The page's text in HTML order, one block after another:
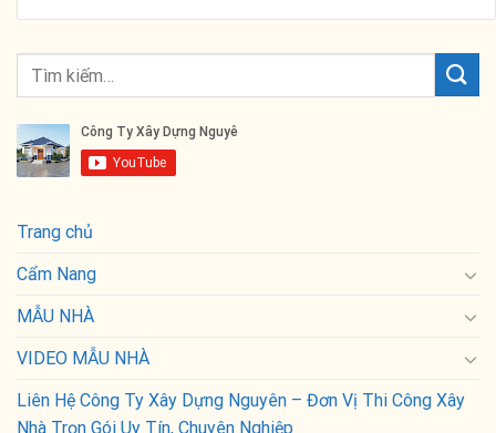
Trang chủ
Cẩm Nang
MẪU NHÀ
VIDEO MẪU NHÀ
Liên Hệ Công Ty Xây Dựng Nguyên – Đơn Vị Thi Công Xây
Nhà Trọn Gói Uy Tín, Chuyên Nghiệp